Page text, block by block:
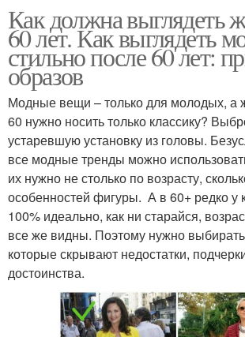
Как должна выглядеть
60 лет. Как выглядеть
стильно после 60 лет:
образов
Модные вещи – только для молодых, а
60 нужно носить только классику?
устаревшую установку из головы.
все модные тренды можно
их нужно не столько по возрасту,
особенностей фигуры. А в 60+ редко у
100% идеально, как ни старайся,
все же видны. Поэтому нужно
которые скрывают недостатки,
достоинства.